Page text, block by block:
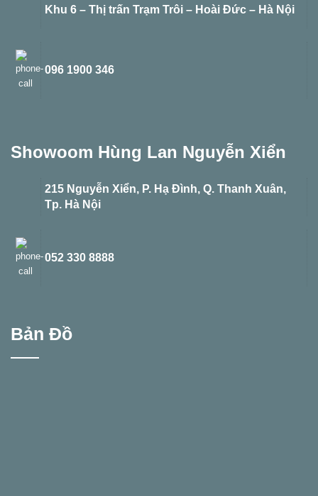
Khu 6 – Thị trấn Trạm Trôi – Hoài Đức – Hà Nội
096 1900 346
Showoom Hùng Lan Nguyễn Xiển
215 Nguyễn Xiển, P. Hạ Đình, Q. Thanh Xuân,
Tp. Hà Nội
Bản Đồ